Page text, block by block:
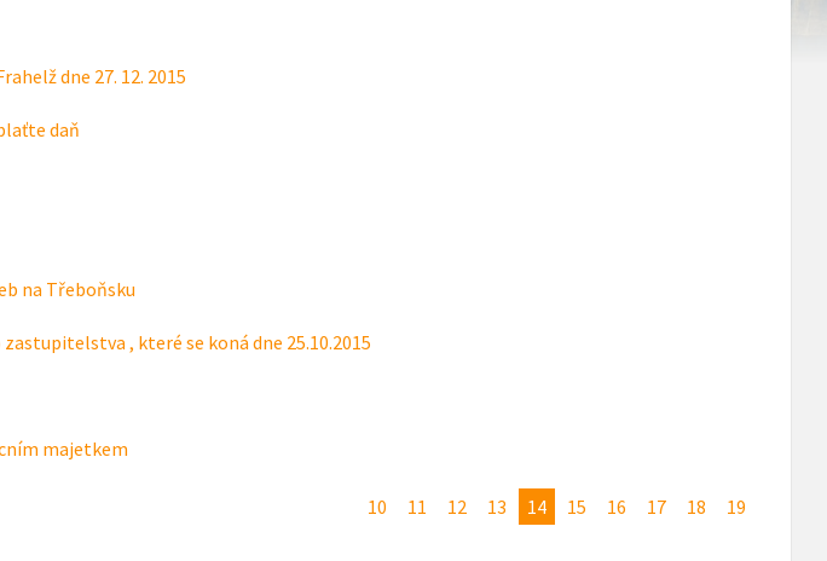
dne 27. 12. 2015
daň
na Třeboňsku
, které se koná dne 25.10.2015
majetkem
10
11 12 13 14 15 16 17 18 19